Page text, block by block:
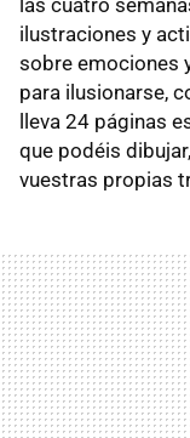
las cuatro
ilustraciones y
sobre emociones
para ilusionarse,
lleva 24 páginas
que podéis
vuestras propias